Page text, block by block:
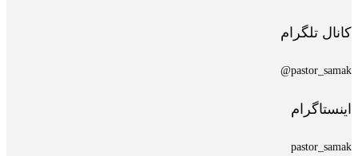
کانال تلگرام
pastor_samak@
اینستاگرام
pastor_samak